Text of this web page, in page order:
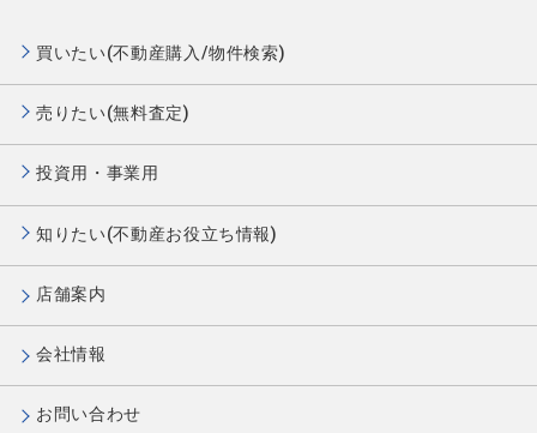
買いたい(不動産購入/物件検索)
売りたい(無料査定)
投資用・事業用
知りたい(不動産お役立ち情報)
店舗案内
会社情報
お問い合わせ